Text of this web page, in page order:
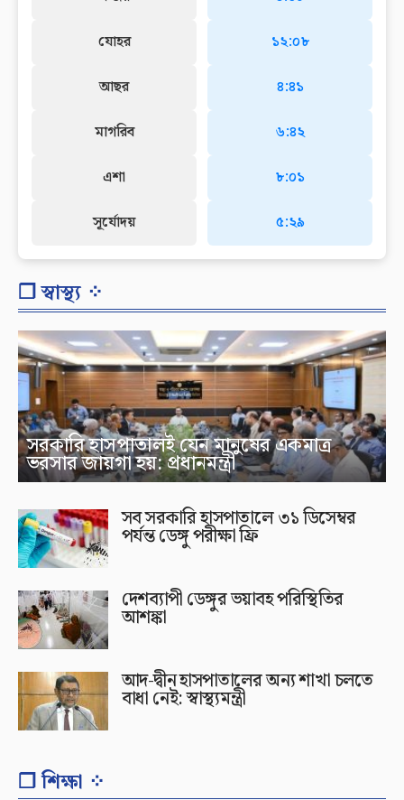
যোহর
আছর
মাগরিব
এশা
সূর্যোদয়
১২:০৮
৪:৪১
৬:৪২
৮:০১
৫:২৯
❐ স্বাস্থ্য ⁘
সরকারি হাসপাতালই যেন মানুষের একমাত্র
ভরসার জায়গা হয়: প্রধানমন্ত্রী
সব সরকারি হাসপাতালে ৩১ ডিসেম্বর
পর্যন্ত ডেঙ্গু পরীক্ষা ফ্রি
দেশব্যাপী ডেঙ্গুর ভয়াবহ পরিস্থিতির
আশঙ্কা
আদ-দ্বীন হাসপাতালের অন্য শাখা চলতে
বাধা নেই: স্বাস্থ্যমন্ত্রী
❐ শিক্ষা ⁘